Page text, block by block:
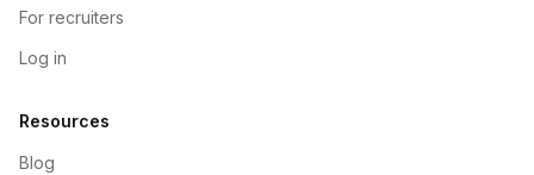
For recruiters
Log in
Resources
Blog